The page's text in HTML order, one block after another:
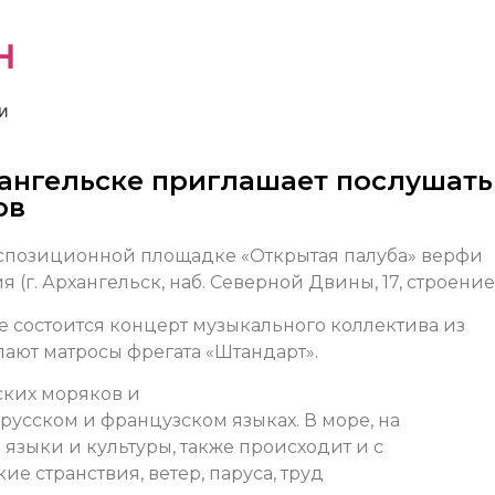
приглашает послушать
площадке «Открытая палуба» верфи
Архангельск, наб. Северной Двины, 17, строение
состоится концерт музыкального коллектива из
матросы фрегата «Штандарт».
моряков и
и французском языках. В море, на
и культуры, также происходит и с
странствия, ветер, паруса, труд